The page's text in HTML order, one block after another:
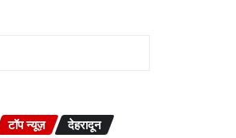
टॉप न्यूज़ देहरादून